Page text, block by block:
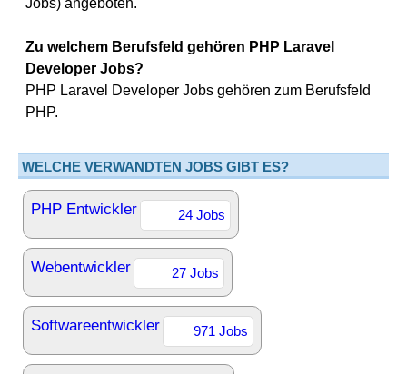
Jobs) angeboten.
Zu welchem Berufsfeld gehören PHP Laravel
Developer Jobs?
PHP Laravel Developer Jobs gehören zum Berufsfeld
PHP.
WELCHE VERWANDTEN JOBS GIBT ES?
PHP Entwickler 24 Jobs
Webentwickler 27 Jobs
Softwareentwickler 971 Jobs